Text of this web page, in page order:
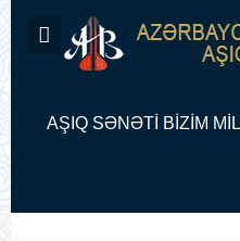
AŞIQ SƏNƏTİ BİZİM